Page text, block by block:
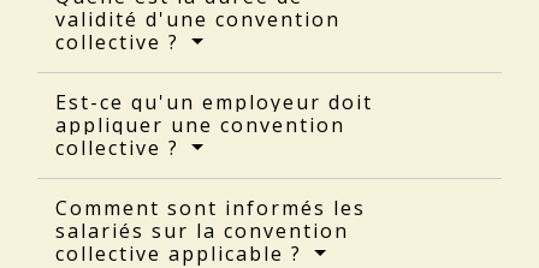
validité d'une convention
collective ?
Est-ce qu'un employeur doit
appliquer une convention
collective ?
Comment sont informés les
salariés sur la convention
collective applicable ?